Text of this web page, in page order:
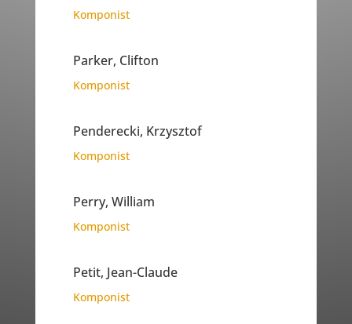
Komponist
Parker, Clifton
Komponist
Penderecki, Krzysztof
Komponist
Perry, William
Komponist
Petit, Jean-Claude
Komponist